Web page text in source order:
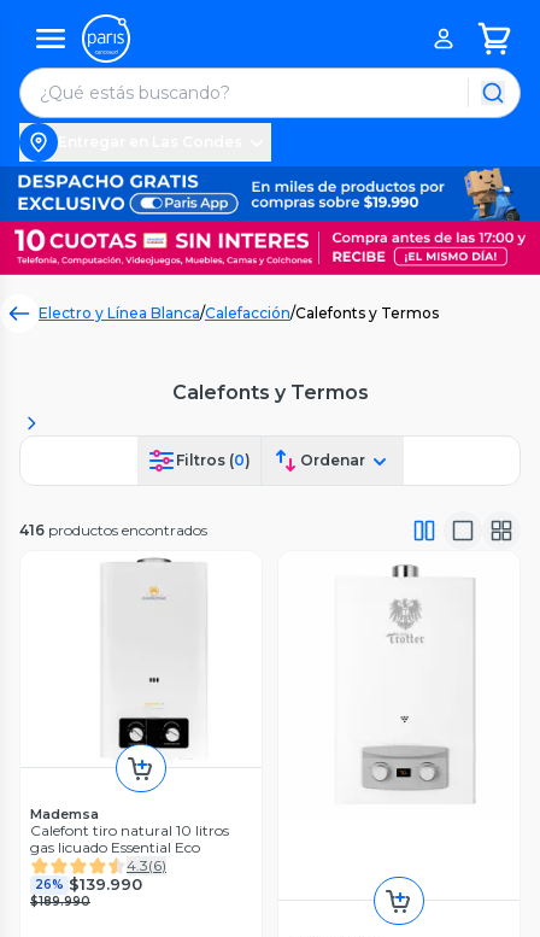
Electro y Línea Blanca/Calefacción/Calefonts y Termos
Calefonts y Termos
Filtros (0) Ordenar
416 productos encontrados
Mademsa
Calefont tiro natural 10 litros
gas licuado Essential Eco
4.3(6)
26% $139.990
$189.990